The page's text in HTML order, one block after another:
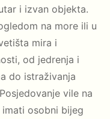
i izvan objekta.
na more ili u
mira i
od jedrenja i
do istraživanja
vile na
osobni bijeg